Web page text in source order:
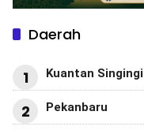
Daerah
1 Kuantan Singingi
2 Pekanbaru